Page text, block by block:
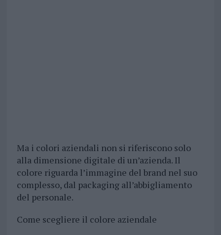
Ma i colori aziendali non si riferiscono solo
alla dimensione digitale di un’azienda. Il
colore riguarda l’immagine del brand nel suo
complesso, dal packaging all’abbigliamento
del personale.
Come scegliere il colore aziendale